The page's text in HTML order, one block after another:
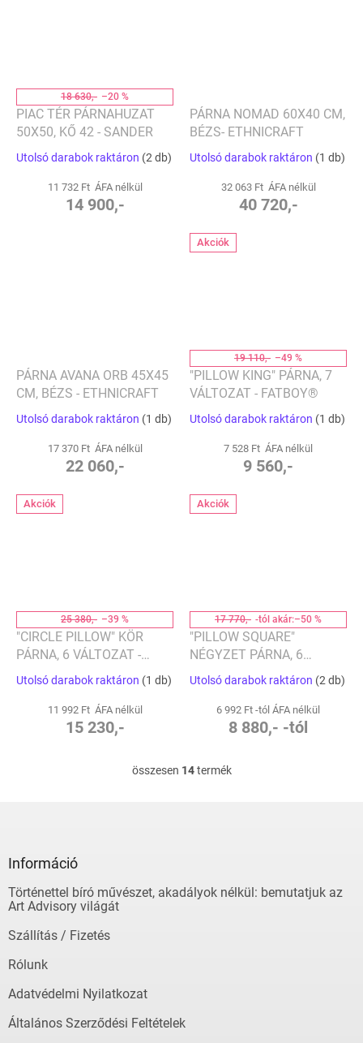
18 630,- –20 %
PIAC TÉR PÁRNAHUZAT
50X50, KŐ 42 - SANDER
Utolsó darabok raktáron (2 db)
11 732 Ft ÁFA nélkül
14 900,-
PÁRNA NOMAD 60X40 CM,
BÉZS- ETHNICRAFT
Utolsó darabok raktáron (1 db)
32 063 Ft ÁFA nélkül
40 720,-
PÁRNA AVANA ORB 45X45
CM, BÉZS - ETHNICRAFT
Utolsó darabok raktáron (1 db)
17 370 Ft ÁFA nélkül
22 060,-
Akciók
19 110,- –49 %
"PILLOW KING" PÁRNA, 7
VÁLTOZAT - FATBOY®
Utolsó darabok raktáron (1 db)
7 528 Ft ÁFA nélkül
9 560,-
Akciók
25 380,- –39 %
"CIRCLE PILLOW" KÖR
PÁRNA, 6 VÁLTOZAT -
FATBOY®
Utolsó darabok raktáron (1 db)
11 992 Ft ÁFA nélkül
15 230,-
Akciók
17 770,- -tól akár:–50 %
"PILLOW SQUARE"
NÉGYZET PÁRNA, 6
VÁLTOZAT - FATBOY®
Utolsó darabok raktáron (2 db)
6 992 Ft -tól ÁFA nélkül
8 880,- -tól
L
á
n
e
összesen 14termék
Információ
Történettel bíró művészet, akadályok nélkül: bemutatjuk az
Art Advisory világát
Szállítás / Fizetés
Rólunk
Adatvédelmi Nyilatkozat
Általános Szerződési Feltételek